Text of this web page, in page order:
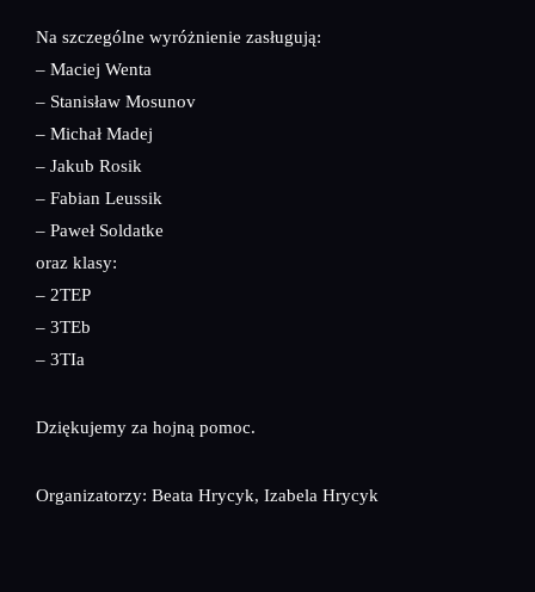
Na szczególne wyróżnienie zasługują:
– Maciej Wenta
– Stanisław Mosunov
– Michał Madej
– Jakub Rosik
– Fabian Leussik
– Paweł Soldatke
oraz klasy:
– 2TEP
– 3TEb
– 3TIa
Dziękujemy za hojną pomoc.
Organizatorzy: Beata Hrycyk, Izabela Hrycyk